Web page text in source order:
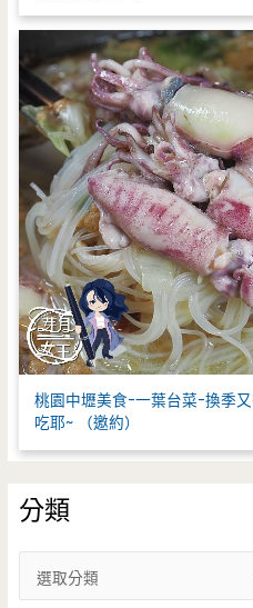
桃園中壢美食-一葉台菜-換季
吃耶~ （邀約）
分類
類